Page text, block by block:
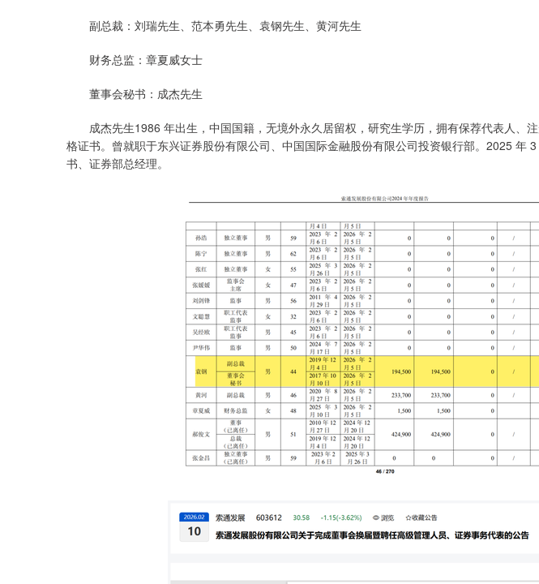
副总裁：刘瑞先生、范本勇先生、袁钢先生、黄河先生
财务总监：章夏威女士
董事会秘书：成杰先生
成杰先生1986 年出生，中国国籍，无境外永久居留权，研究生学历，拥有保荐代表人、
格证书。曾就职于东兴证券股份有限公司、中国国际金融股份有限公司投资银行部。2025 年
书、证券部总经理。